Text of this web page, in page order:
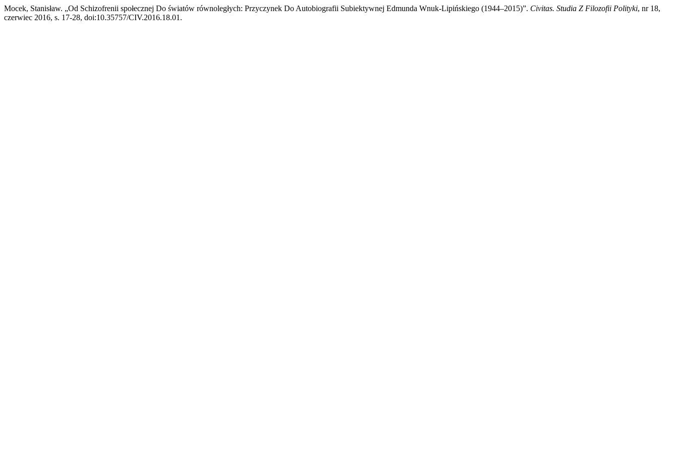
Mocek, Stanisław. „Od Schizofrenii społecznej Do światów równoległych: Przyczynek Do Autobiografii Subiektywnej Edmunda Wnuk-Lipińskiego (1944–2015)”. Civitas. Studia Z Filozofii Polityki, nr 18,
czerwiec 2016, s. 17-28, doi:10.35757/CIV.2016.18.01.